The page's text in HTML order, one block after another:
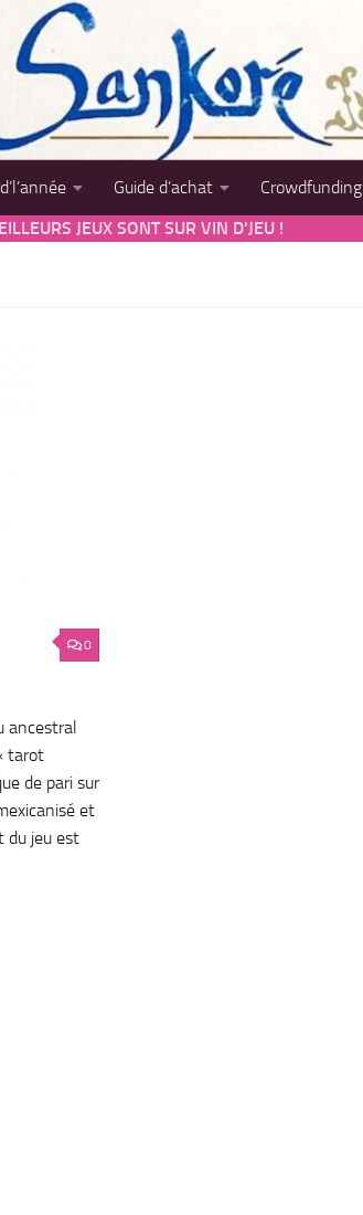
Guide d’achat Crowdfunding
JEUX SONT SUR VIN D'JEU !
0
ancestral
tarot
de pari sur
et
du jeu est